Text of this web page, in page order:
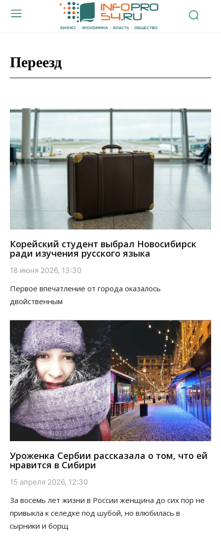
Переезд
Корейский студент выбрал Новосибирск
ради изучения русского языка
18 июня 2026, 13:30
Первое впечатление от города оказалось
двойственным
Уроженка Сербии рассказала о том, что ей
нравится в Сибири
15 апреля 2026, 12:30
За восемь лет жизни в России женщина до сих пор не
привыкла к селедке под шубой, но влюбилась в
сырники и борщ